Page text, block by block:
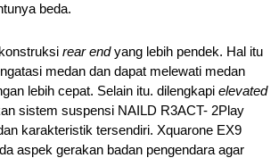
beda.
rear end yang lebih pendek. Hal itu
medan dan dapat melewati medan
lebih cepat. Selain itu. dilengkapi elevated
sistem suspensi NAILD R3ACT- 2Play
karakteristik tersendiri. Xquarone EX9
aspek gerakan badan pengendara agar